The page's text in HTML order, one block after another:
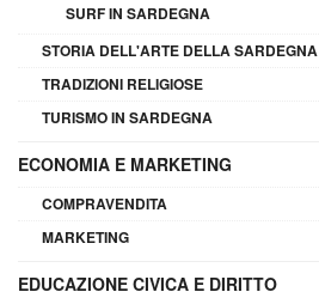
SURF IN SARDEGNA
STORIA DELL'ARTE DELLA SARDEGNA
TRADIZIONI RELIGIOSE
TURISMO IN SARDEGNA
ECONOMIA E MARKETING
COMPRAVENDITA
MARKETING
EDUCAZIONE CIVICA E DIRITTO